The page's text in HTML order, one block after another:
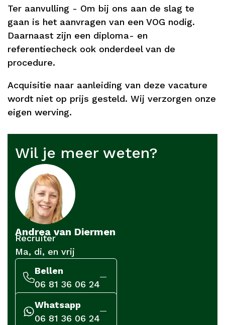
Ter aanvulling - Om bij ons aan de slag te
gaan is het aanvragen van een VOG nodig.
Daarnaast zijn een diploma- en
referentiecheck ook onderdeel van de
procedure.
Acquisitie naar aanleiding van deze vacature
wordt niet op prijs gesteld. Wij verzorgen onze
eigen werving.
Wil je meer weten?
Andrea van Diermen
Recruiter
Ma, di, en vrij
Bellen
06 81 36 06 24
Whatsapp
06 81 36 06 24